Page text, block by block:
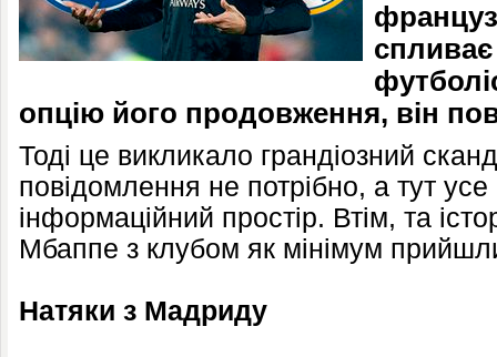
опцію його продовження, він
Тоді це викликало грандіозний
повідомлення не потрібно, а тут
інформаційний простір. Втім, та
Мбаппе з клубом як мінімум
Натяки з Мадриду